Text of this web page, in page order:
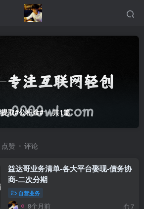
取#公积金# 共1篇
点赞 评论
益达哥业务清单-各大平台娶现-债务协
商-二次分期
自营业务
8个月前 7